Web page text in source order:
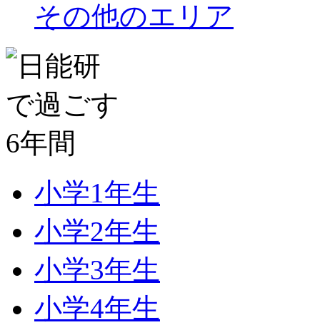
その他のエリア
小学1年生
小学2年生
小学3年生
小学4年生